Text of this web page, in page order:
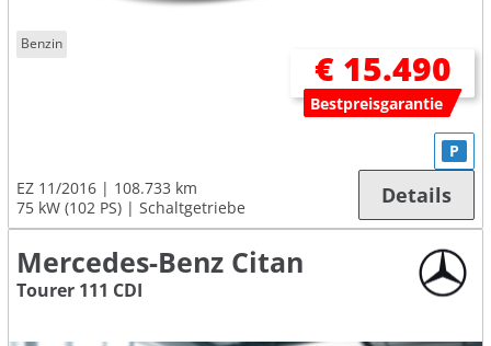
Benzin
€ 15.490
Bestpreisgarantie
EZ 11/2016
108.733 km
75 kW (102 PS)
Schaltgetriebe
P
Details
Mercedes-Benz Citan
Tourer 111 CDI